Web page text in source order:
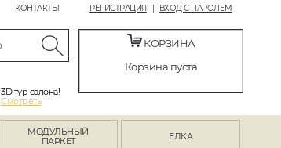
РЕГИСТРАЦИЯ ВХОД С ПАРОЛЕМ
КОНТАКТЫ
3D тур салона!
Смотреть
КОРЗИНА
Корзина пуста
МОДУЛЬНЫЙ
ПАРКЕТ
ЁЛКА